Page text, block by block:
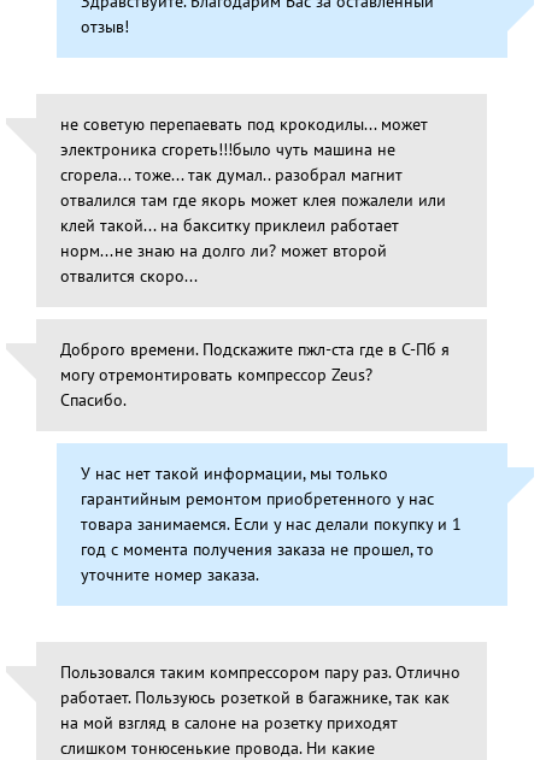
отзыв!
не советую перепаевать под крокодилы... может
электроника сгореть!!!было чуть машина не
сгорела... тоже... так думал.. разобрал магнит
отвалился там где якорь может клея пожалели или
клей такой... на бакситку приклеил работает
норм...не знаю на долго ли? может второй
отвалится скоро...
Доброго времени. Подскажите пжл-ста где в С-Пб я
могу отремонтировать компрессор Zeus?
Спасибо.
У нас нет такой информации, мы только
гарантийным ремонтом приобретенного у нас
товара занимаемся. Если у нас делали покупку и 1
год с момента получения заказа не прошел, то
уточните номер заказа.
Пользовался таким компрессором пару раз. Отлично
работает. Пользуюсь розеткой в багажнике, так как
на мой взгляд в салоне на розетку приходят
слишком тонюсенькие провода. Ни какие